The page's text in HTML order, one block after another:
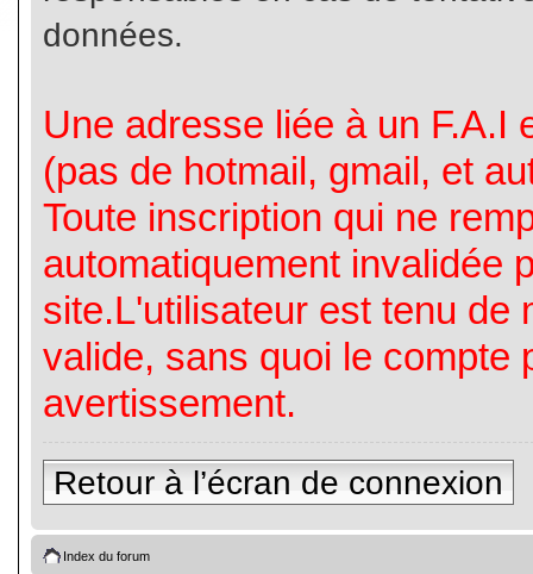
données.
Une adresse liée à un F.A.I
(pas de hotmail, gmail, et
Toute inscription qui ne
automatiquement invalidée
site.L'utilisateur est tenu de
valide, sans quoi le compte
avertissement.
Retour à l’écran de connexion
Index du forum